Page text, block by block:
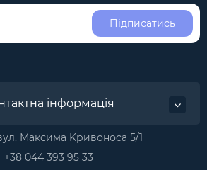
Підписатись
інформація
Максима Kривоноса 5/1
+38 044 393 95 33